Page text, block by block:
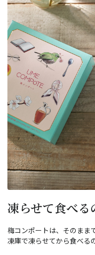
凍らせて食べる
梅コンポートは、そのまま
凍庫で凍らせてから食べる